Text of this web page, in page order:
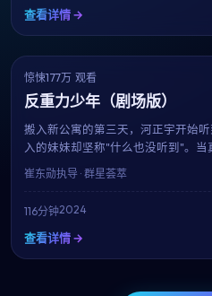
查看详情 →
趋势
惊悚177万 观看
反重力少年（剧场版）
搬入新公寓的第三天，河正宇开始
入的妹妹却坚称"什么也没听到"。当
细节都成了恐惧的来源。崔东勋用
部令人后劲十足的心理惊悚片。
崔东勋执导 · 群星荟萃
116分钟2024
查看详情 →